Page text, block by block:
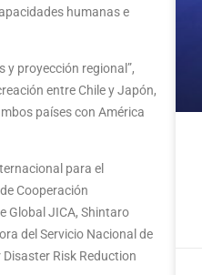
humanas e
y proyección regional”,
entre Chile y Japón,
países con América
para el
Cooperación
Global JICA, Shintaro
del Servicio Nacional de
Risk Reduction